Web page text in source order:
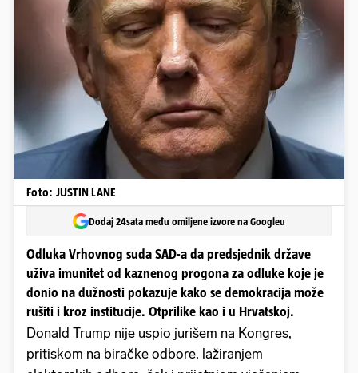
Foto: JUSTIN LANE
Dodaj 24sata među omiljene izvore na Googleu
Odluka Vrhovnog suda SAD-a da predsjednik države
uživa imunitet od kaznenog progona za odluke koje je
donio na dužnosti pokazuje kako se demokracija može
rušiti i kroz institucije. Otprilike kao i u Hrvatskoj.
Donald Trump nije uspio jurišem na Kongres,
pritiskom na biračke odbore, lažiranjem